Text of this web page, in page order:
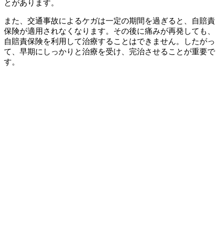
とがあります。
また、交通事故によるケガは一定の期間を過ぎると、自賠責
保険が適用されなくなります。その後に痛みが再発しても、
自賠責保険を利用して治療することはできません。したがっ
て、早期にしっかりと治療を受け、完治させることが重要で
す。